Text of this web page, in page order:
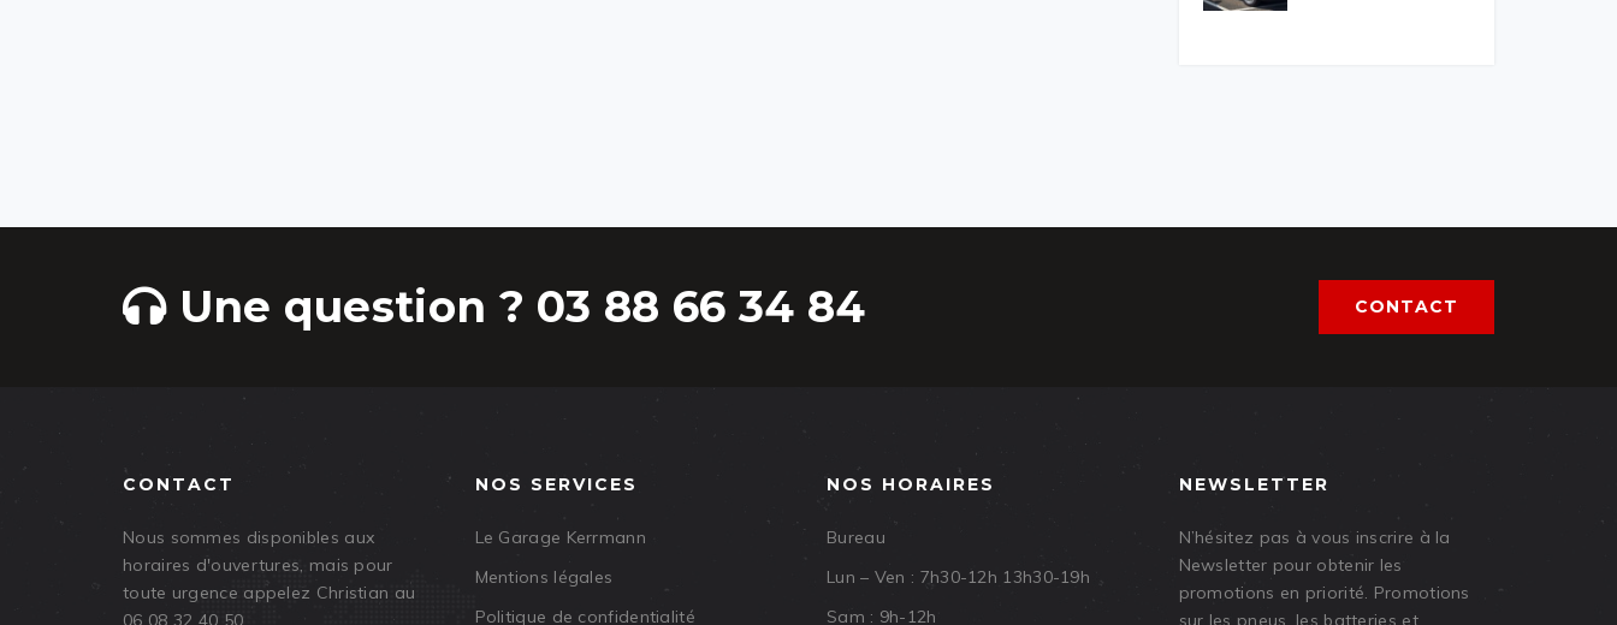
Une question ? 03 88 66 34 84 CONTACT
CONTACT
Nous sommes disponibles aux
horaires d'ouvertures, mais pour
toute urgence appelez Christian au
06 08 32 40 50
NOS SERVICES
Le Garage Kerrmann
Mentions légales
Politique de confidentialité
NOS HORAIRES
Bureau
Lun – Ven : 7h30-12h 13h30-19h
Sam : 9h-12h
NEWSLETTER
N’hésitez pas à vous inscrire à la
Newsletter pour obtenir les
promotions en priorité. Promotions
sur les pneus, les batteries et